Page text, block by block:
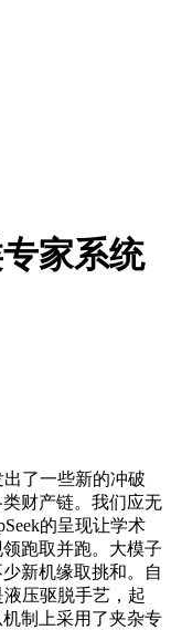
家系统
了一些新的冲破
财产链。我们应无
的呈现让学术
跑取并跑。大模子
新机缘取挑和。自
液压驱脱手艺，起
制上采用了夹杂专